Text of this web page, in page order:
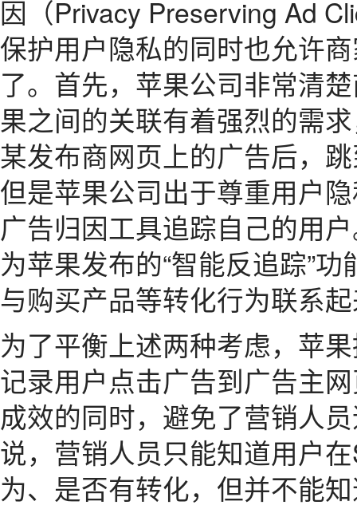
因（Privacy Preserving Ad
保护用户隐私的同时也允许
了。首先，苹果公司非常清
果之间的关联有着强烈的需
某发布商网页上的广告后，
但是苹果公司出于尊重用户
广告归因工具追踪自己的用
为苹果发布的“智能反追踪”
与购买产品等转化行为联系
为了平衡上述两种考虑，苹
记录用户点击广告到广告主
成效的同时，避免了营销人
说，营销人员只能知道用户
为、是否有转化，但并不能